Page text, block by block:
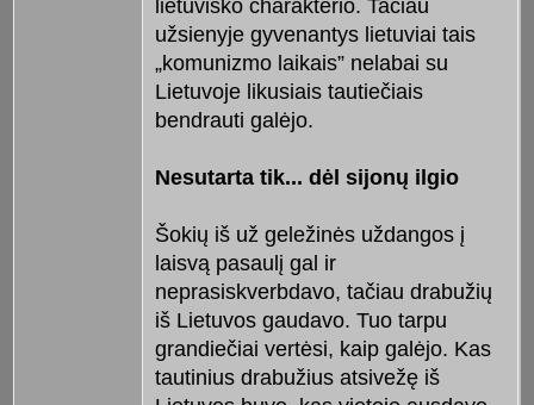
lietuviško charakterio. Tačiau
užsienyje gyvenantys lietuviai tais
„komunizmo laikais” nelabai su
Lietuvoje likusiais tautiečiais
bendrauti galėjo.
Nesutarta tik... dėl sijonų ilgio
Šokių iš už geležinės uždangos į
laisvą pasaulį gal ir
neprasiskverbdavo, tačiau drabužių
iš Lietuvos gaudavo. Tuo tarpu
grandiečiai vertėsi, kaip galėjo. Kas
tautinius drabužius atsivežę iš